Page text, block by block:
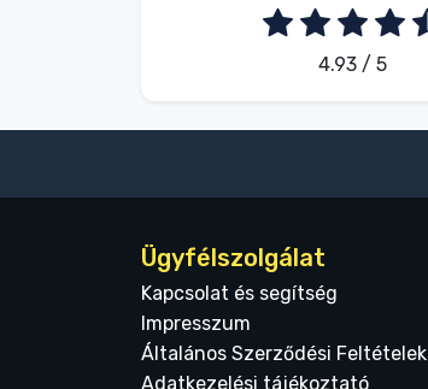
4.93 / 5
Ügyfélszolgálat
Kapcsolat és segítség
Impresszum
Általános Szerződési Feltételek
Adatkezelési tájékoztató